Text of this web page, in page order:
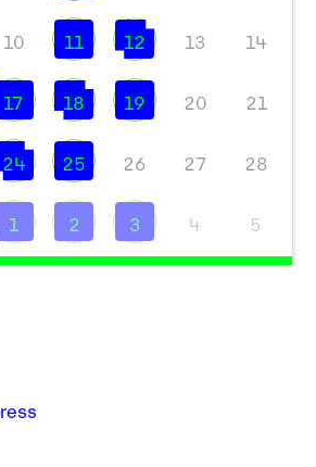
10 11 12 13 14
17 18 19 20 21
24 25 26 27 28
1 2 3 4 5